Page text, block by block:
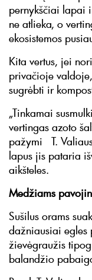
pernykščiai lapai
ne atlieka, o
ekosistemos
Kita vertus, jei
privačioje
sugrėbti ir
„Tinkamai
vertingas azoto
pažymi T.
lapus jis pataria
aikšteles.
Medžiams
Sušilus orams
dažniausiai
žievėgraužis
balandžio